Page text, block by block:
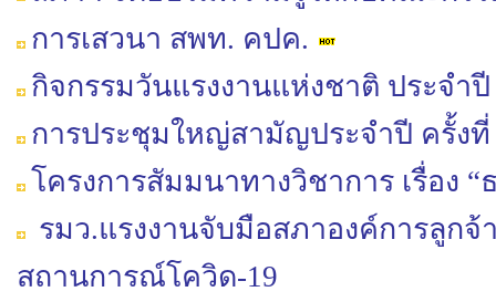
การเสวนา สพท. คปค.
กิจกรรมวันแรงงานแห่งชาติ ประจำปี
การประชุมใหญ่สามัญประจำปี ครั้งที่
โครงการสัมมนาทางวิชาการ เรื่อง
รมว.แรงงานจับมือสภาองค์การลูก
สถานการณ์โควิด-19